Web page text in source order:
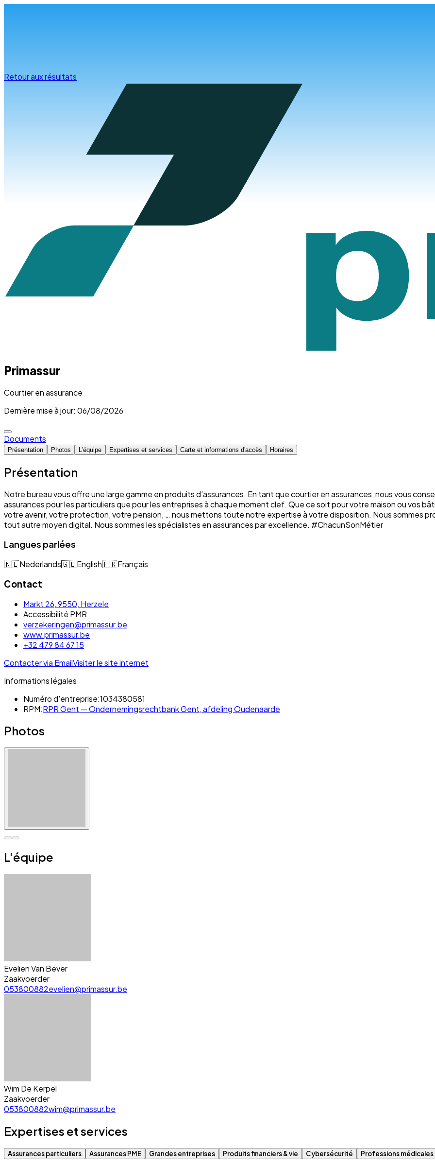
Retour aux résultats
Primassur
Courtier en assurance
Dernière mise à jour: 06/08/2026
Documents
Présentation Photos L'équipe Expertises et services Carte et informations d'accès Horaires
Présentation
Notre bureau vous offre une large gamme en produits d’assurances. En tant que courtier en assurances, nous vous
assurances pour les particuliers que pour les entreprises à chaque moment clef. Que ce soit pour votre maison ou vos
votre avenir, votre protection, votre pension, … nous mettons toute notre expertise à votre disposition. Nous sommes
tout autre moyen digital. Nous sommes les spécialistes en assurances par excellence. #ChacunSonMétier
Langues parlées
🇳🇱Nederlands🇬🇧English🇫🇷Français
Contact
Markt 26, 9550, Herzele
Accessibilité PMR
verzekeringen@primassur.be
www.primassur.be
+32 479 84 67 15
Contacter via EmailVisiter le site internet
Informations légales
Numéro d'entreprise:1034380581
RPM:RPR Gent — Ondernemingsrechtbank Gent, afdeling Oudenaarde
Photos
L'équipe
Evelien Van Bever
Zaakvoerder
053800882evelien@primassur.be
Wim De Kerpel
Zaakvoerder
053800882wim@primassur.be
Expertises et services
Assurances particuliers Assurances PME Grandes entreprises Produits financiers & vie Cybersécurité Professions médicales